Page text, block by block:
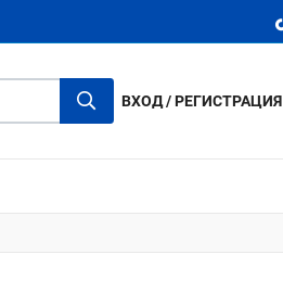
ВХОД / РЕГИСТРАЦИЯ